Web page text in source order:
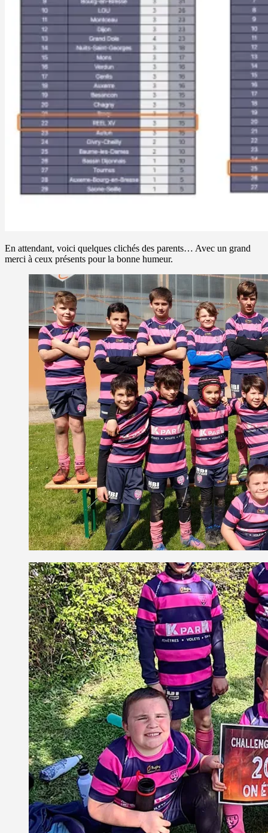
En attendant, voici quelques clichés des parents… Avec un grand
merci à ceux présents pour la bonne humeur.